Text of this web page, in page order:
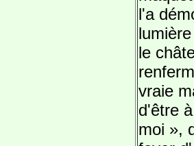
l'a
le
vraie
d'être
moi »,